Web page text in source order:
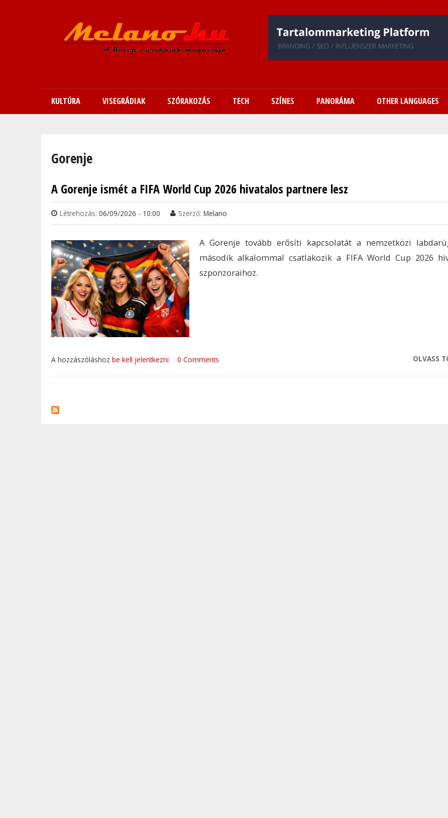
tartalomra
KULTÚRA VISEGRÁDIAK SZÓRAKOZÁS TECH SZÍNES PANORÁMA OTHER LANGUAGES
Gorenje
A Gorenje ismét a FIFA World Cup 2026 hivatalos partnere lesz
Létrehozás: 06/09/2026 - 10:00 Szerző: Melano
A Gorenje tovább erősíti kapcsolatát a nemzetközi
második alkalommal csatlakozik a FIFA World Cup 2026
szponzoraihoz.
OLVASS
A hozzászóláshoz be kell jelentkezni 0 Comments